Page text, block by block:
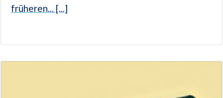
früheren... [...]